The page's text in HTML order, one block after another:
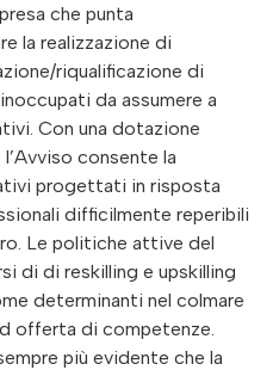
che punta
la realizzazione di
riqualificazione di
da assumere a
Con una dotazione
consente la
progettati in risposta
difficilmente reperibili
Le politiche attive del
di di reskilling e upskilling
determinanti nel colmare
offerta di competenze.
più evidente che la